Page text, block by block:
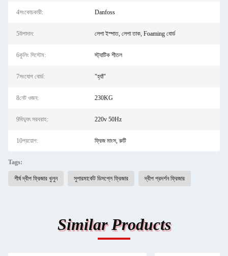
4সংকোচকারী: Danfoss
5উপাদান: লেপা ইস্পাত, লেপা তাক, Foaming বোর্ড
6কুলিং সিস্টেম: স্ট্যাটিক শীতল
7সংযোগ বোর্ড: "হ্যাঁ"
8নেট ওজন: 230KG
9বিদ্যুৎ সরবরাহ: 220v 50Hz
10প্রয়োগ: ফ্রিজ মাংস, রুটি
Tags:
শীর্ষ দ্বীপ ফ্রিজার খুলুন সুপারমার্কেট ডিসপ্লে ফ্রিজার দ্বীপ প্রদর্শন ফ্রিজার
Similar Products